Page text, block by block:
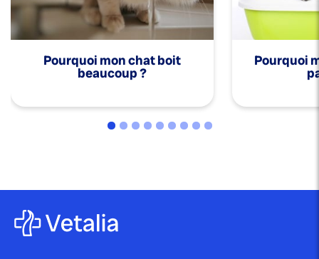
Pourquoi mon chat boit
beaucoup ?
Pourquoi